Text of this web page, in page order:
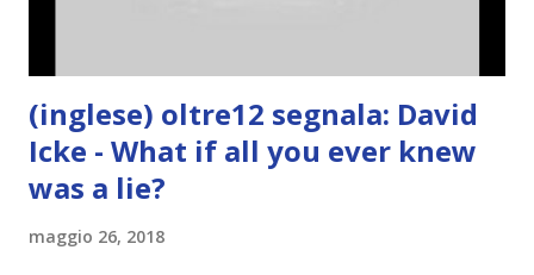
(inglese) oltre12 segnala: David
Icke - What if all you ever knew
was a lie?
maggio 26, 2018